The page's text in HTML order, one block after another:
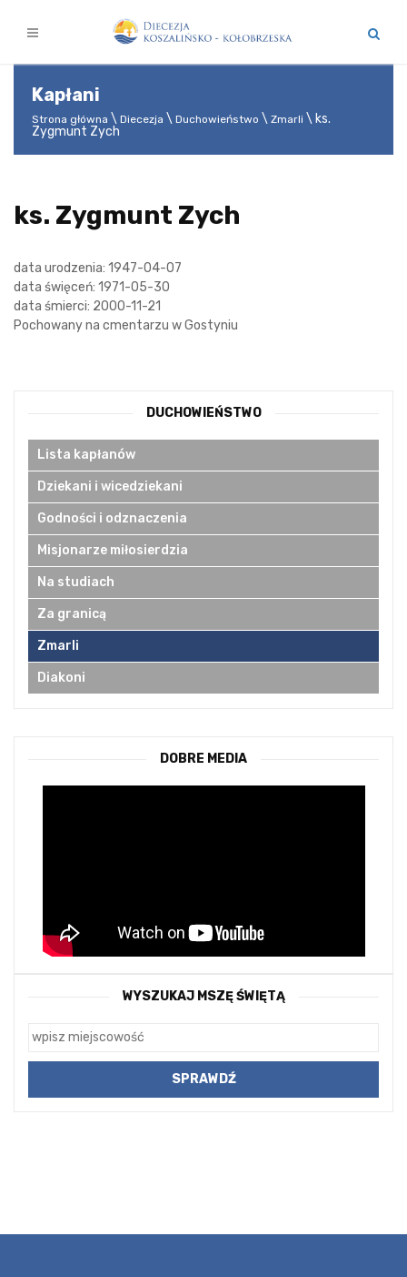
Kapłani
Strona główna Diecezja Duchowieństwo Zmarli
ks.
Zygmunt Zych
ks. Zygmunt Zych
data urodzenia: 1947-04-07
data święceń: 1971-05-30
data śmierci: 2000-11-21
Pochowany na cmentarzu w Gostyniu
DUCHOWIEŃSTWO
Lista kapłanów
Dziekani i wicedziekani
Godności i odznaczenia
Misjonarze miłosierdzia
Na studiach
Za granicą
Zmarli
Diakoni
DOBRE MEDIA
WYSZUKAJ MSZĘ ŚWIĘTĄ